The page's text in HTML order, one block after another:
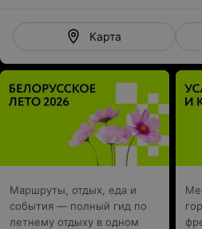
Карта
Маршруты, отдых, еда и
события — полный гид по
летнему отдыху в одном